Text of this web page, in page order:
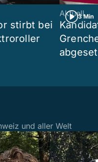
stirbt bei
3 Min
Aktuell
und aller Welt